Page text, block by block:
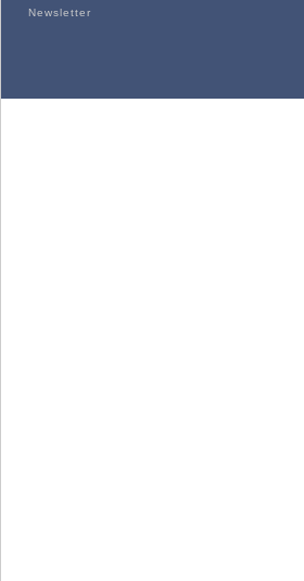
Newsletter